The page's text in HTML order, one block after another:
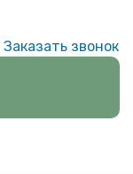
Заказать звонок